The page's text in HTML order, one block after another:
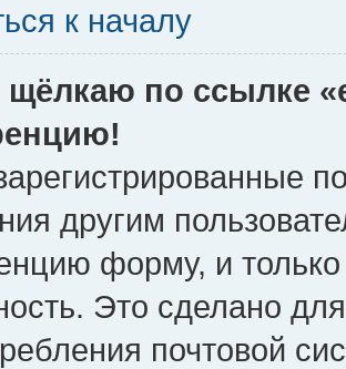
к началу
щёлкаю по ссылке
другим
форму, и
Это сделано
почтовой